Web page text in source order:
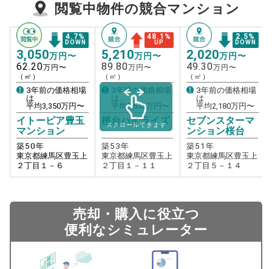
閲覧中物件の競合マンション
4.7%
DOWN
3,050万円〜
62.20万円〜
（㎡）
3年前の価格相場
は
平均3,350万円〜
イトーピア豊玉
マンション
築50年
東京都練馬区豊玉上
２丁目１－６
48.1 %
UP
5,210万円〜
89.80万円〜
（㎡）
3年前の価格相場
は
平均3,650万円〜
桜台ハイライズ
築53年
東京都練馬区豊玉上
２丁目１－１１
2.5%
DOWN
2,020万円〜
49.30万円〜
（㎡）
3年前の価格相場
は
平均2,180万円〜
セブンスターマ
ンション桜台
築51 年
東京都練馬区豊玉上
２丁目５－１４
スクロールできます
売却・購入に役立つ
便利なシミュレーター